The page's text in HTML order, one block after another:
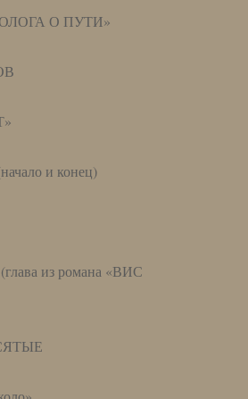
О ПУТИ»
и конец)
из романа «ВИС